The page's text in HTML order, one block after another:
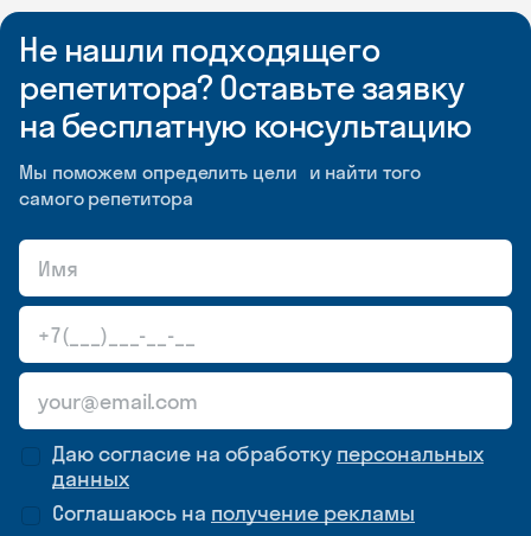
Не нашли подходящего
репетитора? Оставьте заявку
на бесплатную консультацию
Мы поможем определить цели и найти того
самого репетитора
Даю согласие на обработку персональных
данных
Соглашаюсь на получение рекламы